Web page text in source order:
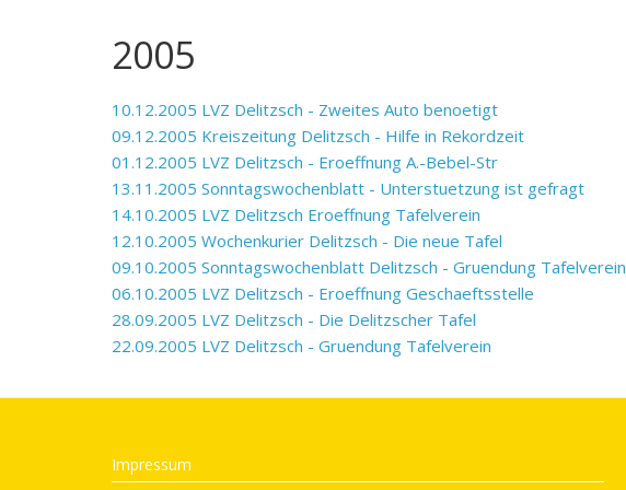
2005
10.12.2005 LVZ Delitzsch - Zweites Auto benoetigt
09.12.2005 Kreiszeitung Delitzsch - Hilfe in Rekordzeit
01.12.2005 LVZ Delitzsch - Eroeffnung A.-Bebel-Str
13.11.2005 Sonntagswochenblatt - Unterstuetzung ist gefragt
14.10.2005 LVZ Delitzsch Eroeffnung Tafelverein
12.10.2005 Wochenkurier Delitzsch - Die neue Tafel
09.10.2005 Sonntagswochenblatt Delitzsch - Gruendung Tafelverein
06.10.2005 LVZ Delitzsch - Eroeffnung Geschaeftsstelle
28.09.2005 LVZ Delitzsch - Die Delitzscher Tafel
22.09.2005 LVZ Delitzsch - Gruendung Tafelverein
Impressum